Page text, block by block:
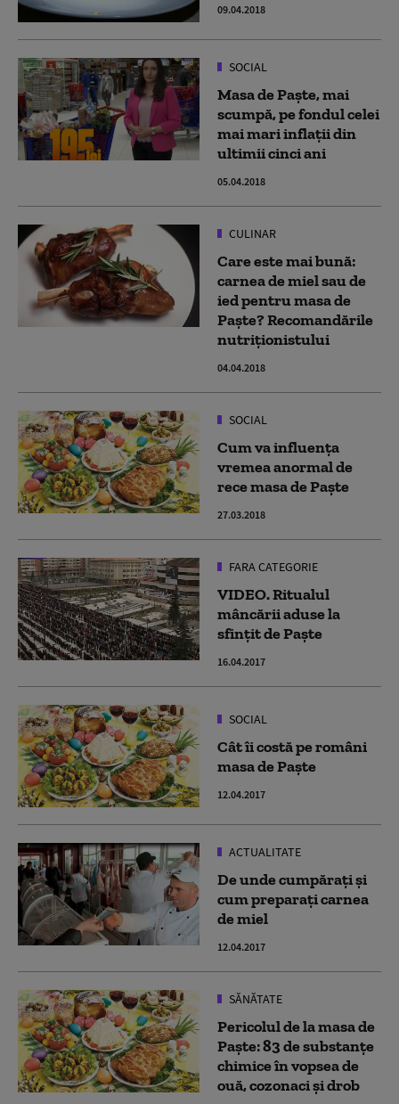
09.04.2018
SOCIAL
Masa de Paște, mai
scumpă, pe fondul celei
mai mari inflații din
ultimii cinci ani
05.04.2018
CULINAR
Care este mai bună:
carnea de miel sau de
ied pentru masa de
Paște? Recomandările
nutriționistului
04.04.2018
SOCIAL
Cum va influența
vremea anormal de
rece masa de Paște
27.03.2018
FARA CATEGORIE
VIDEO. Ritualul
mâncării aduse la
sfințit de Paște
16.04.2017
SOCIAL
Cât îi costă pe români
masa de Paște
12.04.2017
ACTUALITATE
De unde cumpărați și
cum preparați carnea
de miel
12.04.2017
SĂNĂTATE
Pericolul de la masa de
Paște: 83 de substanțe
chimice în vopsea de
ouă, cozonaci și drob